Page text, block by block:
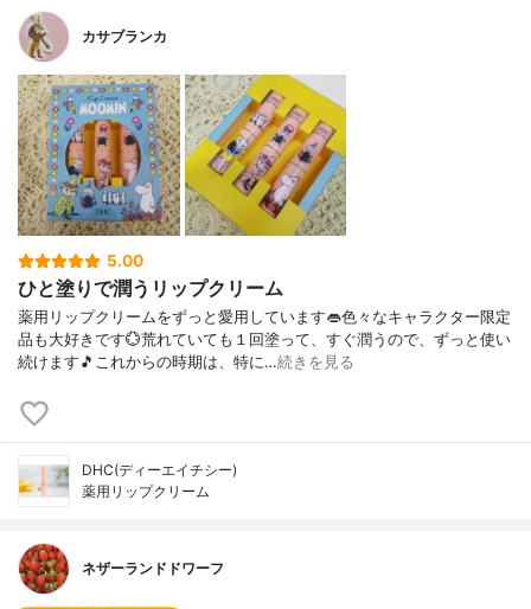
カサブランカ
5.00
ひと塗りで潤うリップクリーム
薬用リップクリームをずっと愛用しています👄色々なキャラクター限定
品も大好きです💮荒れていても１回塗って、すぐ潤うので、ずっと使い
続けます🎵これからの時期は、特に…続きを見る
DHC(ディーエイチシー)
薬用リップクリーム
ネザーランドドワーフ